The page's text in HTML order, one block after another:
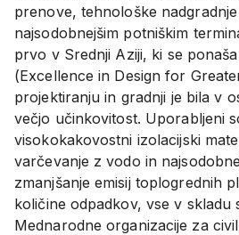
prenove, tehnološke
najsodobnejšim potniškim
prvo v Srednji Aziji, ki se
(Excellence in Design for
projektiranju in gradnji je bila v
večjo učinkovitost. Uporabljeni
visokokakovostni izolacijski
varčevanje z vodo in
zmanjšanje emisij toplogrednih
količine odpadkov, vse v skladu
Mednarodne organizacije za